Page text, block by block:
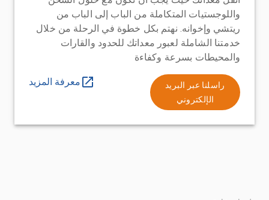
واللوجستيات المتكاملة من الباب إلى الباب من
ريتشي وإخوانه. نهتم بكل خطوة في الرحلة من خلال
خدمتنا الشاملة لعبور معداتك للحدود والقارات
والمحيطات بسرعة وكفاءة
راسلنا عبر البريد
الإلكتروني
معرفة المزيد